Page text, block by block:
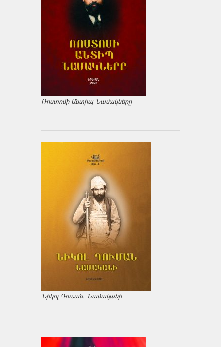
Ռոստոմի Անտիպ Նամակները
Նիկոլ Դուման. Նամականի